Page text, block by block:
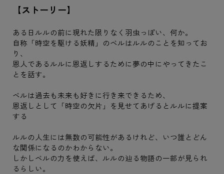
【ストーリー】
ある日ルルの前に現れた限りなく羽虫っぽい、何か。
自称「時空を駆ける妖精」のベルはルルのことを知ってお
り、
恩人であるルルに恩返しするために夢の中にやってきたこ
とを話す。
ベルは過去も未来も好きに行き来できるため、
恩返しとして「時空の欠片」を見せてあげるとルルに提案
する
ルルの人生には無数の可能性があるけれど、いつ誰とどん
な関係になるのかわからない。
しかしベルの力を使えば、ルルの辿る物語の一部が見られ
るらしい。